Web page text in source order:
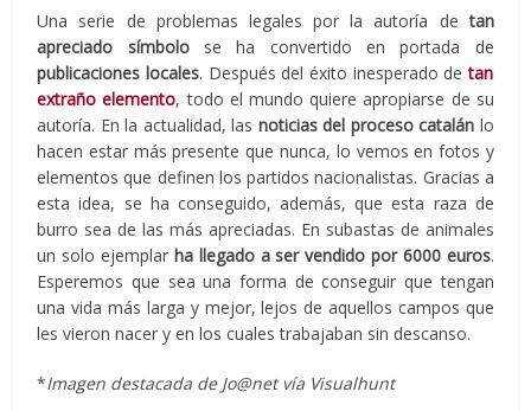
Una serie de problemas legales por la autoría detan
apreciado símbolose ha convertido en portada de
publicaciones locales. Después del éxito inesperado de tan
extraño elemento, todo el mundo quiere apropiarse de su
autoría. En la actualidad, las noticias del proceso catalán lo
hacen estar más presente que nunca, lo vemos en fotos y
elementos que definen los partidos nacionalistas. Gracias a
esta idea, se ha conseguido, además, que esta raza de
burro sea de las más apreciadas. En subastas de animales
un solo ejemplar ha llegado a ser vendido por 6000 euros.
Esperemos que sea una forma de conseguir que tengan
una vida más larga y mejor, lejos de aquellos campos que
les vieron nacer y en los cuales trabajaban sin descanso.
*Imagen destacada de Jo@net vía Visualhunt